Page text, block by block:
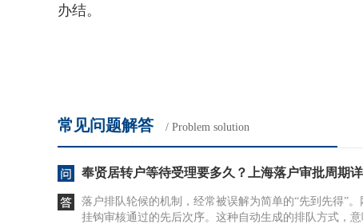
办结。
常见问题解答 / Problem solution
奉贤居转户等待受理要多久？上海落户审批周期
落户排队轮候的机制，经常被误解为简单的“先到先得”
挂钩审核通过的先后次序。这种自动生成的排队方式，